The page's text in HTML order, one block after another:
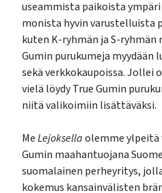
useammista paikoista
monista hyvin varustelluista
kuten K-ryhmän ja S-ryhmän
Gumin purukumeja myydään
sekä verkkokaupoissa. Jollei
vielä löydy True Gumin
niitä valikoimiin lisättäväksi.
MeLejoksellaolemme ylpeitä
Gumin maahantuojana
suomalainen perheyritys,
kokemus kansainvälisten